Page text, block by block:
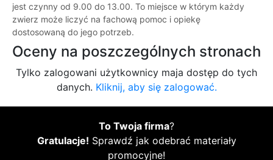
jest czynny od 9.00 do 13.00. To miejsce w którym każdy
zwierz może liczyć na fachową pomoc i opiekę
dostosowaną do jego potrzeb.
Oceny na poszczególnych stronach
Tylko zalogowani użytkownicy maja dostęp do tych
danych. Kliknij, aby się zalogować.
To Twoja firma?
Gratulacje! Sprawdź jak odebrać materiały
promocyjne!